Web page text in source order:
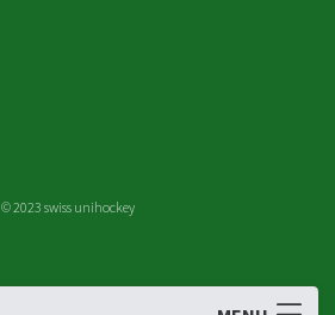
© 2023 swiss unihockey